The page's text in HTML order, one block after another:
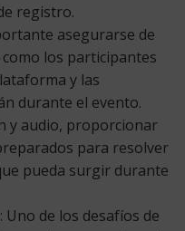
registro.
asegurarse de
los participantes
y las
durante el evento.
y audio, proporcionar
para resolver
pueda surgir durante
: Uno de los desafíos de